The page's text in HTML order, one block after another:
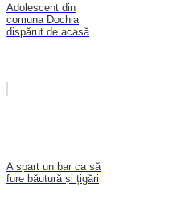
Adolescent din
comuna Dochia
dispărut de acasă
A spart un bar ca să
fure băutură și țigări